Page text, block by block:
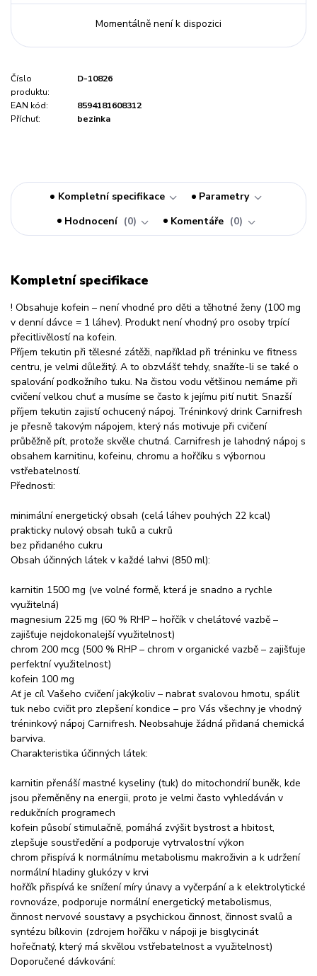
Momentálně není k dispozici
Číslo
produktu:
D-10826
EAN kód:
8594181608312
Příchuť:
bezinka
Kompletní specifikace
Parametry
Hodnocení
0 Komentáře 0
Kompletní specifikace
! Obsahuje kofein – není vhodné pro děti a těhotné ženy (100 mg
v denní dávce = 1 láhev). Produkt není vhodný pro osoby trpící
přecitlivělostí na kofein.
Příjem tekutin při tělesné zátěži, například při tréninku ve fitness
centru, je velmi důležitý. A to obzvlášť tehdy, snažíte-li se také o
spalování podkožního tuku. Na čistou vodu většinou nemáme při
cvičení velkou chuť a musíme se často k jejímu pití nutit. Snazší
příjem tekutin zajistí ochucený nápoj. Tréninkový drink Carnifresh
je přesně takovým nápojem, který nás motivuje při cvičení
průběžně pít, protože skvěle chutná. Carnifresh je lahodný nápoj s
obsahem karnitinu, kofeinu, chromu a hořčíku s výbornou
vstřebatelností.
Přednosti:
minimální energetický obsah (celá láhev pouhých 22 kcal)
prakticky nulový obsah tuků a cukrů
bez přidaného cukru
Obsah účinných látek v každé lahvi (850 ml):
karnitin 1500 mg (ve volné formě, která je snadno a rychle
využitelná)
magnesium 225 mg (60 % RHP – hořčík v chelátové vazbě –
zajišťuje nejdokonalejší využitelnost)
chrom 200 mcg (500 % RHP – chrom v organické vazbě – zajišťuje
perfektní využitelnost)
kofein 100 mg
Ať je cíl Vašeho cvičení jakýkoliv – nabrat svalovou hmotu, spálit
tuk nebo cvičit pro zlepšení kondice – pro Vás všechny je vhodný
tréninkový nápoj Carnifresh. Neobsahuje žádná přidaná chemická
barviva.
Charakteristika účinných látek:
karnitin přenáší mastné kyseliny (tuk) do mitochondrií buněk, kde
jsou přeměněny na energii, proto je velmi často vyhledáván v
redukčních programech
kofein působí stimulačně, pomáhá zvýšit bystrost a hbitost,
zlepšuje soustředění a podporuje vytrvalostní výkon
chrom přispívá k normálnímu metabolismu makroživin a k udržení
normální hladiny glukózy v krvi
hořčík přispívá ke snížení míry únavy a vyčerpání a k elektrolytické
rovnováze, podporuje normální energetický metabolismus,
činnost nervové soustavy a psychickou činnost, činnost svalů a
syntézu bílkovin (zdrojem hořčíku v nápoji je bisglycinát
hořečnatý, který má skvělou vstřebatelnost a využitelnost)
Doporučené dávkování: